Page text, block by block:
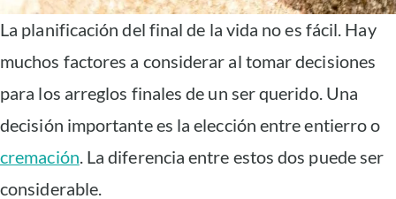
La planificación del final de la vida no es fácil. Hay
muchos factores a considerar al tomar decisiones
para los arreglos finales de un ser querido. Una
decisión importante es la elección entre entierro o
cremación. La diferencia entre estos dos puede ser
considerable.